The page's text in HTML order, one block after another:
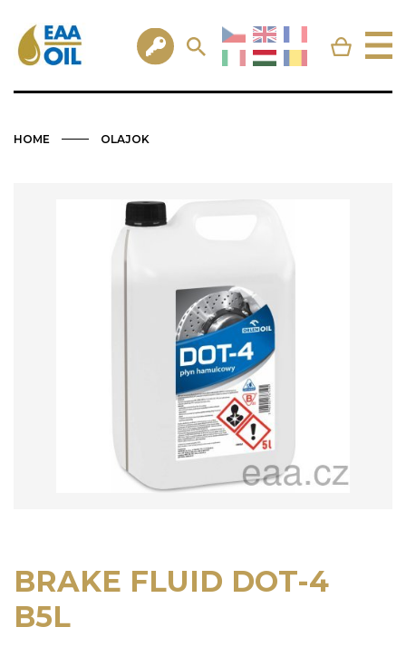
HOME OLAJOK
BRAKE FLUID DOT-4
B5L